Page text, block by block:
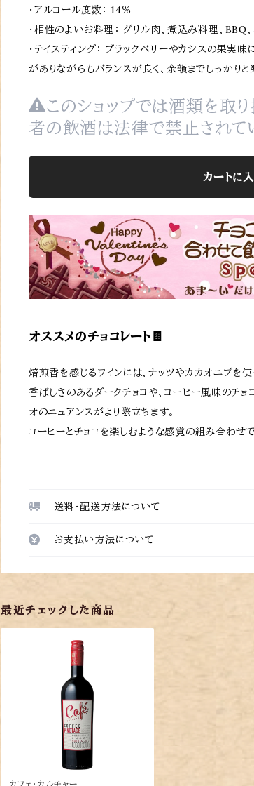
・アルコール度数： 14％
・相性のよいお料理： グリル肉、煮込み料理、BBQ
・テイスティング： ブラックベリーやカシスの果実
がありながらもバランスが良く、余韻までしっかりと
このショップでは酒類を取
者の飲酒は法律で禁止されて
カートに
オススメのチョコレート🍫
焙煎香を感じるワインには、ナッツやカカオニブを使
香ばしさのあるダークチョコや、コーヒー風味のチョ
オのニュアンスがより際立ちます。
コーヒーとチョコを楽しむような感覚の組み合わせで
送料・配送方法について
お支払い方法について
最近チェックした商品